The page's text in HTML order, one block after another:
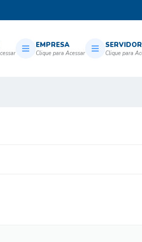
EMPRESA SERVIDOR